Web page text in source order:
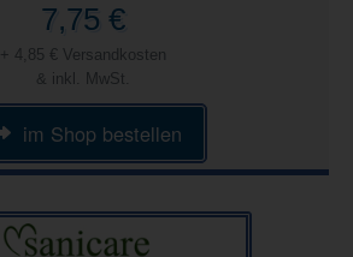
7,75 €
+ 4,85 € Versandkosten
& inkl. MwSt.
im Shop bestellen